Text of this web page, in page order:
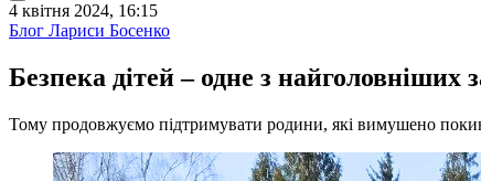
4 квітня 2024, 16:15
Блог Лариси Босенко
Безпека дітей – одне з найголовніших
Тому продовжуємо підтримувати родини, які вимушено